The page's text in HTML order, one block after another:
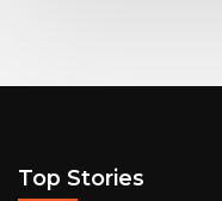
Top Stories